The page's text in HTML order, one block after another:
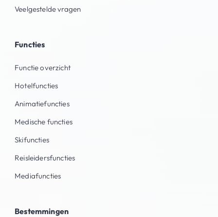
Veelgestelde vragen
Functies
Functie overzicht
Hotelfuncties
Animatiefuncties
Medische functies
Skifuncties
Reisleidersfuncties
Mediafuncties
Bestemmingen